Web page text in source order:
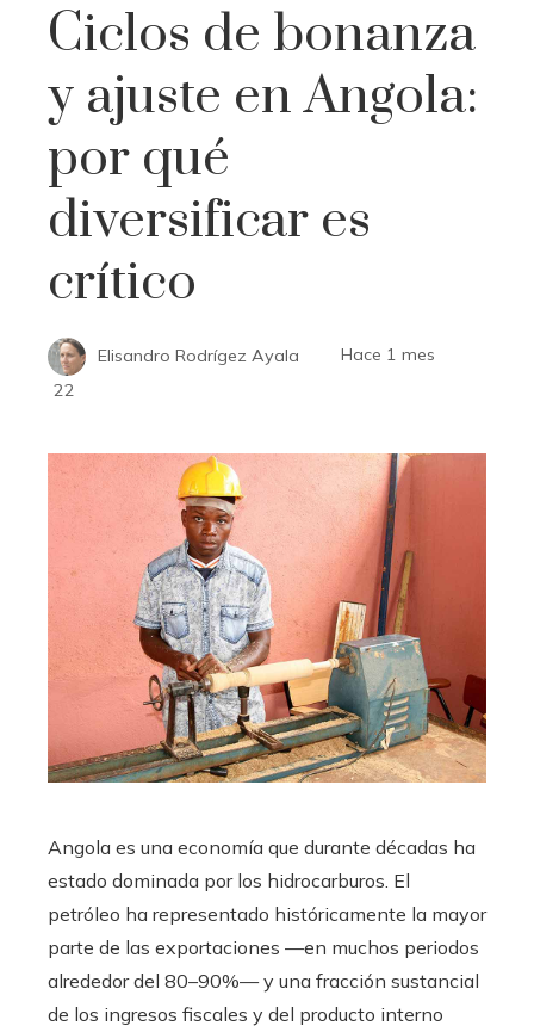
Ciclos de bonanza
y ajuste en Angola:
por qué
diversificar es
crítico
Elisandro Rodrígez Ayala
Hace 1 mes
22
Angola es una economía que durante décadas ha
estado dominada por los hidrocarburos. El
petróleo ha representado históricamente la mayor
parte de las exportaciones —en muchos periodos
alrededor del 80–90%— y una fracción sustancial
de los ingresos fiscales y del producto interno